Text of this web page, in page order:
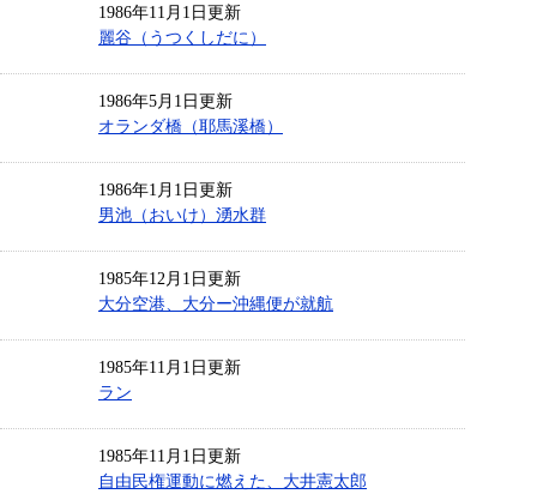
1986年11月1日更新
麗谷（うつくしだに）
1986年5月1日更新
オランダ橋（耶馬溪橋）
1986年1月1日更新
男池（おいけ）湧水群
1985年12月1日更新
大分空港、大分ー沖縄便が就航
1985年11月1日更新
ラン
1985年11月1日更新
自由民権運動に燃えた、大井憲太郎